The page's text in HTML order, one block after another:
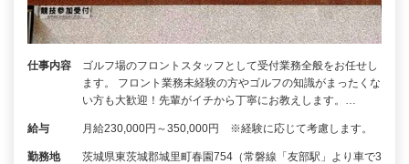
仕事内容
ゴルフ場のフロントスタッフとして受付業務全般をお任せし
ます。 フロント業務未経験の方やゴルフの知識がまったくな
い方も大歓迎！先輩がイチから丁寧にお教えします。…
給与 月給230,000円～350,000円 ※経験に応じて考慮します。
勤務地
茨城県東茨城郡城里町春園754（常磐線「友部駅」より車で3